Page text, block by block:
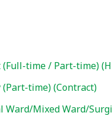
time / Part-time)
time) (Contract)
Ward/Mixed Ward/